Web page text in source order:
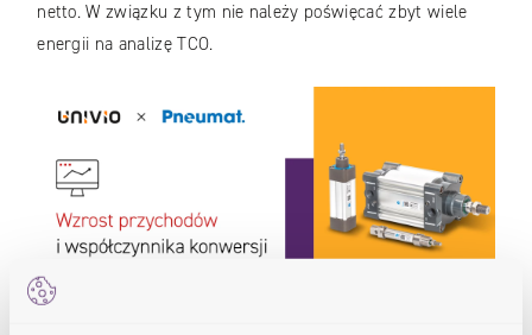
netto. W związku z tym nie należy poświęcać zbyt wiele
energii na analizę TCO.